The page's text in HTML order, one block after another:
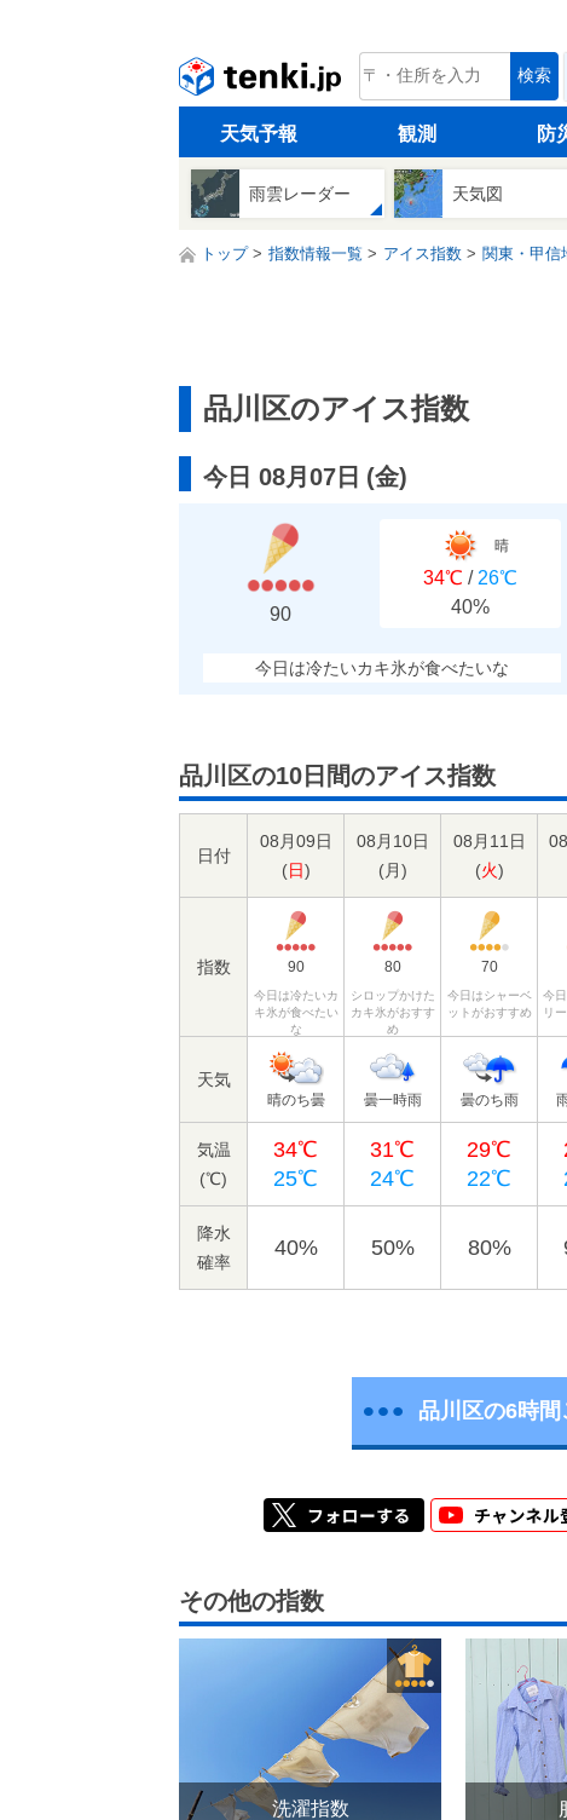
tenki.jp 検索
天気予報 観測 防
雨雲レーダー 天気図
トップ 指数情報一覧 アイス指数 関東・甲信
品川区のアイス指数
今日 08月07日 (金)
90
晴
34℃ / 26℃
40%
今日は冷たいカキ氷が食べたいな
品川区の10日間のアイス指数
日付
08月09日
(日)
08月10日
(月)
08月11日
(火)
指数 90
今日は冷たいカ
キ氷が食べたい
な
80
シロップかけた
カキ氷がおすす
め
70
今日はシャーベ
ットがおすすめ
今
リ
天気
晴のち曇 曇一時雨 曇のち雨
気温
(℃)
34℃
25℃
31℃
24℃
29℃
22℃
降水
確率
40% 50% 80%
品川区の6時
その他の指数
洗濯指数